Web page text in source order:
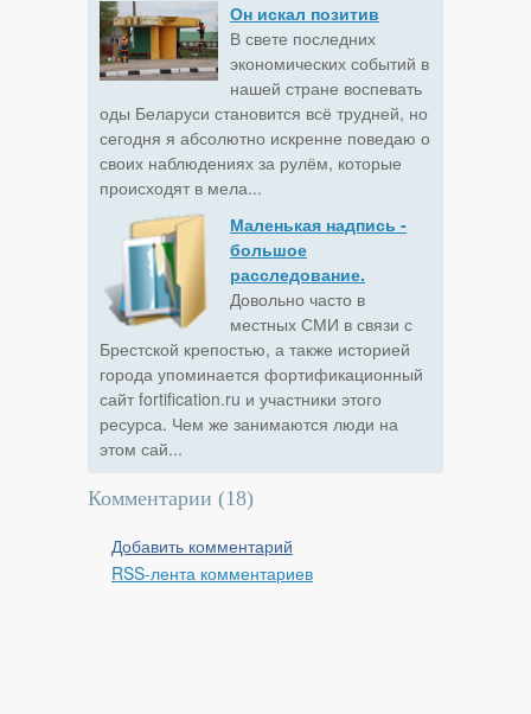
Он искал позитив
В свете последних
экономических событий в
нашей стране воспевать
оды Беларуси становится всё трудней, но
сегодня я абсолютно искренне поведаю о
своих наблюдениях за рулём, которые
происходят в мела...
Маленькая надпись -
большое
расследование.
Довольно часто в
местных СМИ в связи с
Брестской крепостью, а также историей
города упоминается фортификационный
сайт fortification.ru и участники этого
ресурса. Чем же занимаются люди на
этом сай...
Комментарии (18)
Добавить комментарий
RSS-лента комментариев